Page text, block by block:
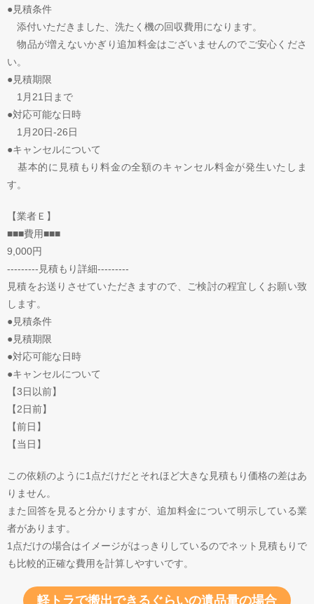
●見積条件
添付いただきました、洗たく機の回収費用になります。
物品が増えないかぎり追加料金はございませんのでご安心くださ
い。
●見積期限
1月21日まで
●対応可能な日時
1月20日-26日
●キャンセルについて
基本的に見積もり料金の全額のキャンセル料金が発生いたしま
す。
【業者Ｅ】
■■■費用■■■
9,000円
---------見積もり詳細---------
見積をお送りさせていただきますので、ご検討の程宜しくお願い致
します。
●見積条件
●見積期限
●対応可能な日時
●キャンセルについて
【3日以前】
【2日前】
【前日】
【当日】
この依頼のように1点だけだとそれほど大きな見積もり価格の差はあ
りません。
また回答を見ると分かりますが、追加料金について明示している業
者があります。
1点だけの場合はイメージがはっきりしているのでネット見積もりで
も比較的正確な費用を計算しやすいです。
軽トラで搬出できるぐらいの遺品量の場合